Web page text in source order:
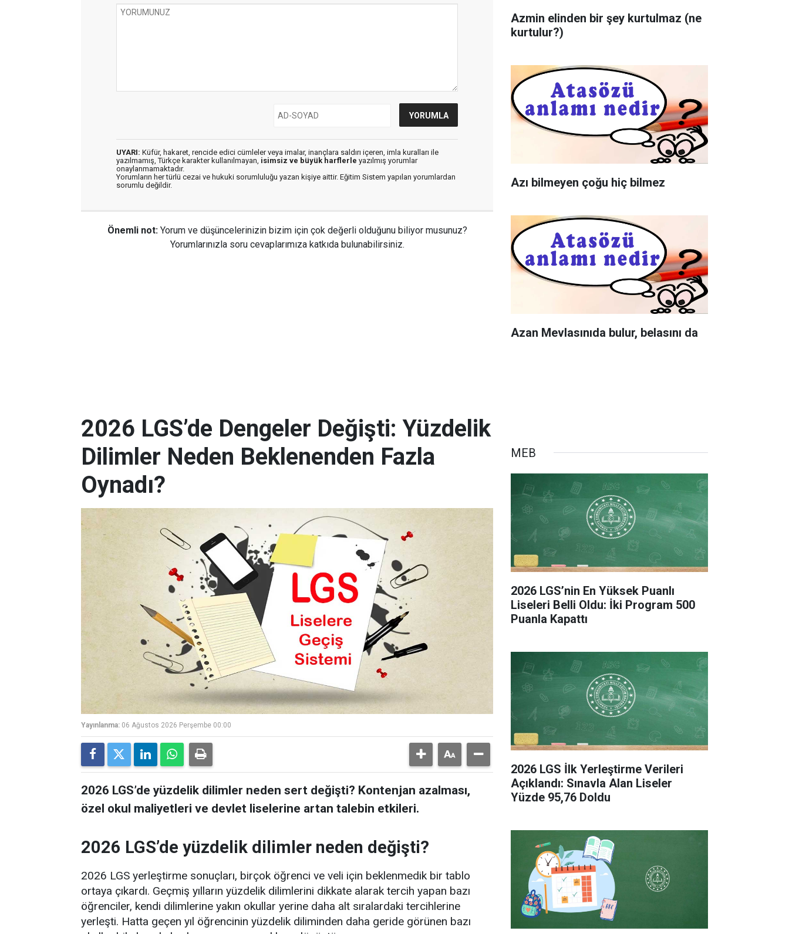
UYARI: Küfür, hakaret, rencide edici cümleler veya imalar, inançlara saldırı içeren, imla kuralları ile
yazılmamış, Türkçe karakter kullanılmayan, isimsiz ve büyük harflerle yazılmış yorumlar
onaylanmamaktadır.
Yorumların her türlü cezai ve hukuki sorumluluğu yazan kişiye aittir. Eğitim Sistem yapılan yorumlardan
sorumlu değildir.
Önemli not: Yorum ve düşüncelerinizin bizim için çok değerli olduğunu biliyor musunuz?
Yorumlarınızla soru cevaplarımıza katkıda bulunabilirsiniz.
Azmin elinden bir şey kurtulmaz (ne
kurtulur?)
Azı bilmeyen çoğu hiç bilmez
Azan Mevlasınıda bulur, belasını da
2026 LGS’de Dengeler Değişti: Yüzdelik
Dilimler Neden Beklenenden Fazla
Oynadı?
Yayınlanma: 06 Ağustos 2026 Perşembe 00:00
2026 LGS’de yüzdelik dilimler neden sert değişti? Kontenjan azalması,
özel okul maliyetleri ve devlet liselerine artan talebin etkileri.
2026 LGS’de yüzdelik dilimler neden değişti?
2026 LGS yerleştirme sonuçları, birçok öğrenci ve veli için beklenmedik bir tablo
ortaya çıkardı. Geçmiş yılların yüzdelik dilimlerini dikkate alarak tercih yapan bazı
öğrenciler, kendi dilimlerine yakın okullar yerine daha alt sıralardaki tercihlerine
yerleşti. Hatta geçen yıl öğrencinin yüzdelik diliminden daha geride görünen bazı
MEB
2026 LGS’nin En Yüksek Puanlı
Liseleri Belli Oldu: İki Program 500
Puanla Kapattı
2026 LGS İlk Yerleştirme Verileri
Açıklandı: Sınavla Alan Liseler
Yüzde 95,76 Doldu